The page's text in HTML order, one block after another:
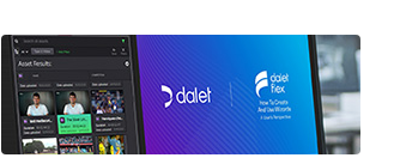
Dos mezcladores K-Frame X, diez cámaras
LDX 125 y cuatro cámaras LDX 150 de
Grass Valley, todas ellas soluciones IP,
permitirán a la Universidad ...